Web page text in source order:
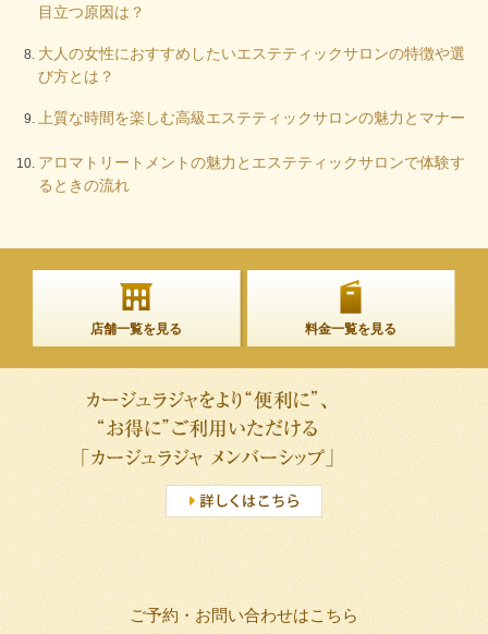
目立つ原因は？
大人の女性におすすめしたいエステティックサロンの特徴や選
び方とは？
上質な時間を楽しむ高級エステティックサロンの魅力とマナー
アロマトリートメントの魅力とエステティックサロンで体験す
るときの流れ
店舗一覧を見る 料金一覧を見る
ご予約・お問い合わせはこちら